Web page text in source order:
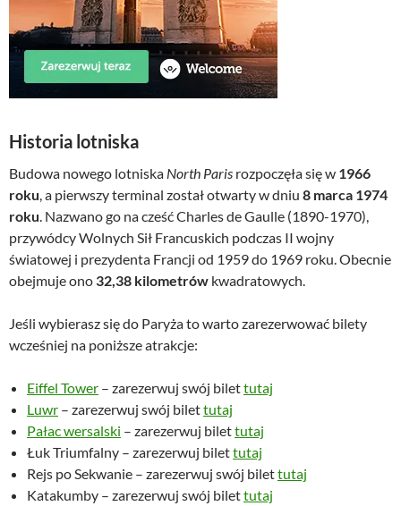
Historia lotniska
Budowa nowego lotniska North Paris rozpoczęła się w 1966
roku , a pierwszy terminal został otwarty w dniu 8 marca 1974
roku . Nazwano go na cześć Charles de Gaulle (1890-1970),
przywódcy Wolnych Sił Francuskich podczas II wojny
światowej i prezydenta Francji od 1959 do 1969 roku. Obecnie
obejmuje ono 32,38 kilometrów kwadratowych.
Jeśli wybierasz się do Paryża to warto zarezerwować bilety
wcześniej na poniższe atrakcje:
Eiffel Tower – zarezerwuj swój bilettutaj
Luwr – zarezerwuj swój bilettutaj
Pałac wersalski – zarezerwuj bilettutaj
Łuk Triumfalny – zarezerwuj bilettutaj
Rejs po Sekwanie – zarezerwuj swój bilettutaj
Katakumby – zarezerwuj swój bilettutaj